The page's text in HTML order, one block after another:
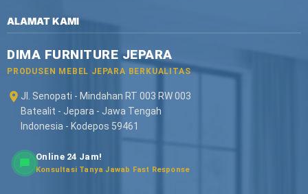
ALAMAT KAMI
DIMA FURNITURE JEPARA
PRODUSEN MEBEL JEPARA BERKUALITAS
Jl. Senopati - Mindahan RT 003 RW 003
Batealit - Jepara - Jawa Tengah
Indonesia - Kodepos 59461
Online 24 Jam!
Konsultasi Tanya Jawab Fast Response